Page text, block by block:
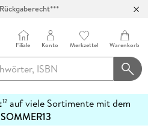
Filiale Konto Merkzettel Warenkorb
12auf viele Sortimente mit dem
SOMMER13